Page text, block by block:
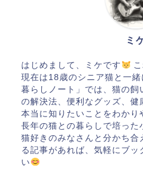
ミ
はじめまして、ミケです
現在は18歳のシニア猫と一
暮らしノート」では、猫の飼
の解決法、便利なグッズ、健
本当に知りたいことをわかり
長年の猫との暮らしで培った
猫好きのみなさんと分かち合
る記事があれば、気軽にブッ
い